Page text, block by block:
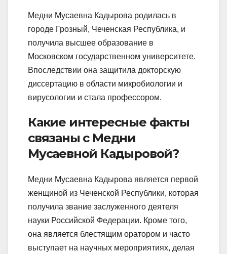
Медни Мусаевна Кадырова родилась в
городе Грозный, Чеченская Республика, и
получила высшее образование в
Московском государственном университете.
Впоследствии она защитила докторскую
диссертацию в области микробиологии и
вирусологии и стала профессором.
Какие интересные факты
связаны с Медни
Мусаевной Кадыровой?
Медни Мусаевна Кадырова является первой
женщиной из Чеченской Республики, которая
получила звание заслуженного деятеля
науки Российской Федерации. Кроме того,
она является блестящим оратором и часто
выступает на научных мероприятиях, делая